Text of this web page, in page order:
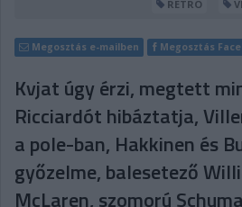
RETRO
Megosztás e-mailben Megosztás
Kvjat úgy érzi, megtett
Ricciardót hibáztatja,
a pole-ban, Hakkinen és
győzelme, balesetező
McLaren, szomorú